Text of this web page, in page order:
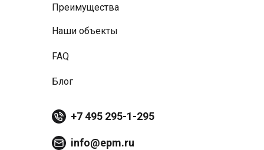
info@epm.ru
+7 495 295-1-295
Блог
FAQ
Наши объекты
Преимущества